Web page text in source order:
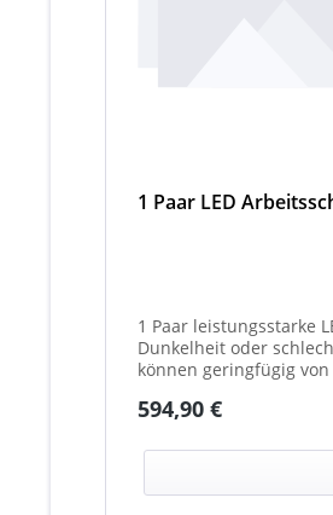
1 Paar LED
1 Paar leistungsstarke
Dunkelheit oder schlechten
können geringfügig
Regulärer Preis:
594,90 €